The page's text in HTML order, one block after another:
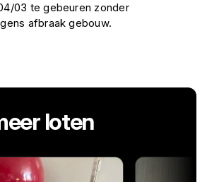
03 te gebeuren zonder
afbraak gebouw.
loten